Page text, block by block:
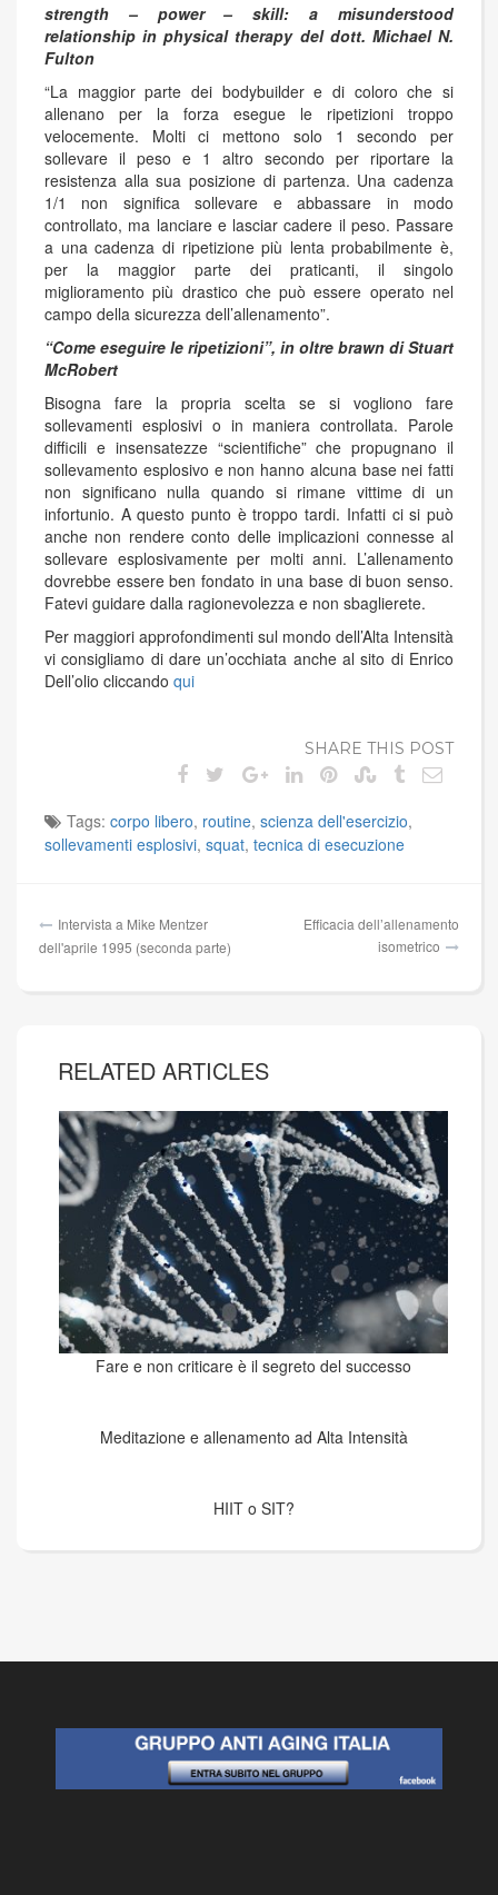
strength – power – skill: a misunderstood
relationship in physical therapy del dott. Michael N.
Fulton
“La maggior parte dei bodybuilder e di coloro che si
allenano per la forza esegue le ripetizioni troppo
velocemente. Molti ci mettono solo 1 secondo per
sollevare il peso e 1 altro secondo per riportare la
resistenza alla sua posizione di partenza. Una cadenza
1/1 non significa sollevare e abbassare in modo
controllato, ma lanciare e lasciar cadere il peso. Passare
a una cadenza di ripetizione più lenta probabilmente è,
per la maggior parte dei praticanti, il singolo
miglioramento più drastico che può essere operato nel
campo della sicurezza dell’allenamento”.
“Come eseguire le ripetizioni”, in oltre brawn di Stuart
McRobert
Bisogna fare la propria scelta se si vogliono fare
sollevamenti esplosivi o in maniera controllata. Parole
difficili e insensatezze “scientifiche” che propugnano il
sollevamento esplosivo e non hanno alcuna base nei fatti
non significano nulla quando si rimane vittime di un
infortunio. A questo punto è troppo tardi. Infatti ci si può
anche non rendere conto delle implicazioni connesse al
sollevare esplosivamente per molti anni. L’allenamento
dovrebbe essere ben fondato in una base di buon senso.
Fatevi guidare dalla ragionevolezza e non sbaglierete.
Per maggiori approfondimenti sul mondo dell’Alta Intensità
vi consigliamo di dare un’occhiata anche al sito di Enrico
Dell’olio cliccando qui
SHARE THIS POST
Tags: corpo libero, routine, scienza dell'esercizio,
sollevamenti esplosivi, squat, tecnica di esecuzione
Navigazione
articoli
Intervista a Mike Mentzer
dell'aprile 1995 (seconda parte)
Efficacia dell’allenamento
isometrico
RELATED ARTICLES
Fare e non criticare è il segreto del successo
Meditazione e allenamento ad Alta Intensità
HIIT o SIT?